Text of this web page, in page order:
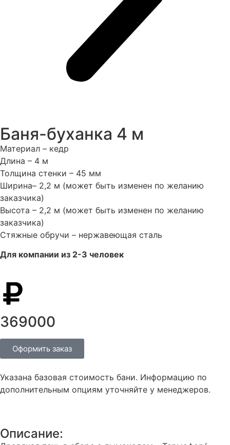
Баня-буханка 4 м
Материал – кедр
Длина – 4 м
Толщина стенки – 45 мм
Ширина– 2,2 м (может быть изменен по желанию
заказчика)
Высота – 2,2 м (может быть изменен по желанию
заказчика)
Стяжные обручи – нержавеющая сталь
Для компании из 2-3 человек
369000
Оформить заказ
Указана базовая стоимость бани. Информацию по
дополнительным опциям уточняйте у менеджеров.
Описание: